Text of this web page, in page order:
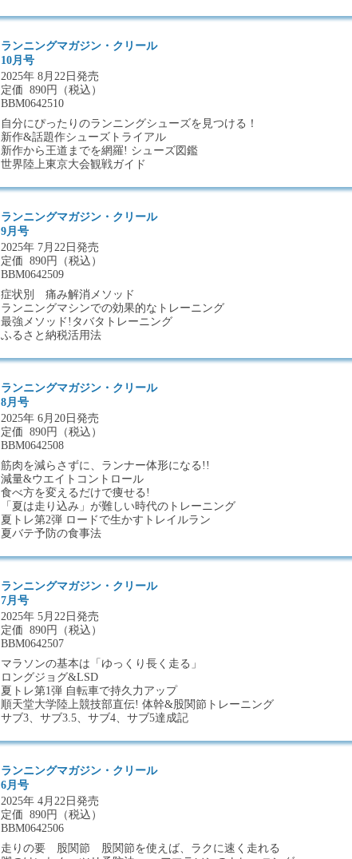
ランニングマガジン・クリール
10月号
2025年 8月22日発売
定価 890円（税込）
BBM0642510
自分にぴったりのランニングシューズを見つける！
新作&話題作シューズトライアル
新作から王道までを網羅! シューズ図鑑
世界陸上東京大会観戦ガイド
ランニングマガジン・クリール
9月号
2025年 7月22日発売
定価 890円（税込）
BBM0642509
症状別 痛み解消メソッド
ランニングマシンでの効果的なトレーニング
最強メソッド!タバタトレーニング
ふるさと納税活用法
ランニングマガジン・クリール
8月号
2025年 6月20日発売
定価 890円（税込）
BBM0642508
筋肉を減らさずに、ランナー体形になる!!
減量&ウエイトコントロール
食べ方を変えるだけで痩せる!
「夏は走り込み」が難しい時代のトレーニング
夏トレ第2弾 ロードで生かすトレイルラン
夏バテ予防の食事法
ランニングマガジン・クリール
7月号
2025年 5月22日発売
定価 890円（税込）
BBM0642507
マラソンの基本は「ゆっくり長く走る」
ロングジョグ&LSD
夏トレ第1弾 自転車で持久力アップ
順天堂大学陸上競技部直伝! 体幹&股関節トレーニング
サブ3、サブ3.5、サブ4、サブ5達成記
ランニングマガジン・クリール
6月号
2025年 4月22日発売
定価 890円（税込）
BBM0642506
走りの要 股関節 股関節を使えば、ラクに速く走れる